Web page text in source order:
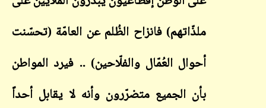
ملذّاتهم) فانزاح الظُلم عن العامّة (تحسّنت
أحوال العُمّال والفلّاحين) .. فيرد المواطن
بأن الجميع متضرّرون وأنه لا يقابل أحداً